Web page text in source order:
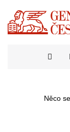
Něco